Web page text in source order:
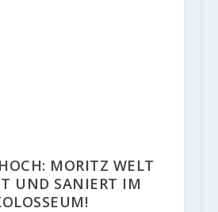
MORITZ WELT
UND SANIERT IM